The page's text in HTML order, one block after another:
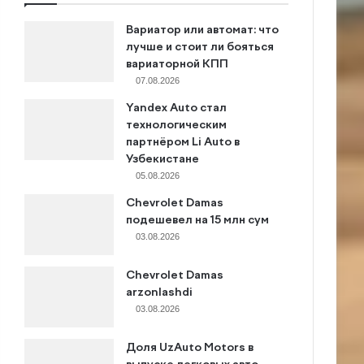
Вариатор или автомат: что
лучше и стоит ли бояться
вариаторной КПП
07.08.2026
Yandex Auto стал
технологическим
партнёром Li Auto в
Узбекистане
05.08.2026
Chevrolet Damas
подешевел на 15 млн сум
03.08.2026
Chevrolet Damas
arzonlashdi
03.08.2026
Доля UzAuto Motors в